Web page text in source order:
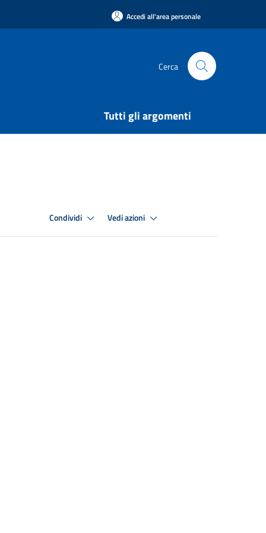
Accedi all'area personale
Cerca
Tutti gli argomenti
Condividi Vedi azioni